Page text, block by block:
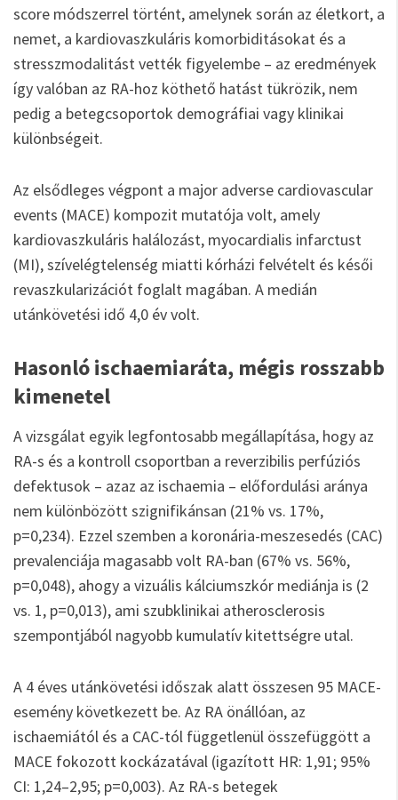
score módszerrel történt, amelynek során az életkort, a
nemet, a kardiovaszkuláris komorbiditásokat és a
stresszmodalitást vették figyelembe – az eredmények
így valóban az RA-hoz köthető hatást tükrözik, nem
pedig a betegcsoportok demográfiai vagy klinikai
különbségeit.
Az elsődleges végpont a major adverse cardiovascular
events (MACE) kompozit mutatója volt, amely
kardiovaszkuláris halálozást, myocardialis infarctust
(MI), szívelégtelenség miatti kórházi felvételt és késői
revaszkularizációt foglalt magában. A medián
utánkövetési idő 4,0 év volt.
Hasonló ischaemiaráta, mégis rosszabb
kimenetel
A vizsgálat egyik legfontosabb megállapítása, hogy az
RA-s és a kontroll csoportban a reverzibilis perfúziós
defektusok – azaz az ischaemia – előfordulási aránya
nem különbözött szignifikánsan (21% vs. 17%,
p=0,234). Ezzel szemben a koronária-meszesedés (CAC)
prevalenciája magasabb volt RA-ban (67% vs. 56%,
p=0,048), ahogy a vizuális kálciumszkór mediánja is (2
vs. 1, p=0,013), ami szubklinikai atherosclerosis
szempontjából nagyobb kumulatív kitettségre utal.
A 4 éves utánkövetési időszak alatt összesen 95 MACE-
esemény következett be. Az RA önállóan, az
ischaemiától és a CAC-tól függetlenül összefüggött a
MACE fokozott kockázatával (igazított HR: 1,91; 95%
CI: 1,24–2,95; p=0,003). Az RA-s betegek